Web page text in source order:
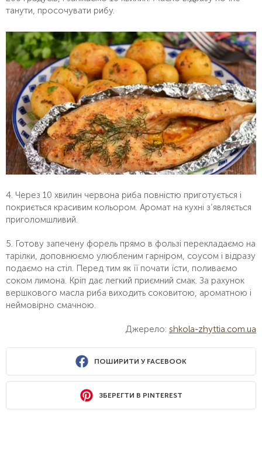
танути, просочувати рибу.
4. Через 10 хвилин червона риба повністю приготується і
покриється красивим кольором. Аромат на кухні з’являється
приголомшливий.
5. Готову запечену форель прямо в фользі перекладаємо на
тарілки, доповнюємо улюбленим гарніром, соусом і відразу
подаємо на стіл. Перед тим як її почати їсти, поливаємо
соком лимона. Кріп дає легкий приємний смак. За рахунок
вершкового масла риба виходить соковитою, ароматною і
неймовірно смачною.
Джерело: shkola-zhyttia.com.ua
ПОШИРИТИ У FACEBOOK
ЗБЕРЕГТИ В PINTEREST